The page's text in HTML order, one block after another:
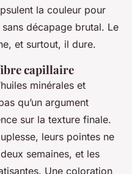
la couleur pour
décapage brutal. Le
et surtout, il dure.
capillaire
minérales et
qu’un argument
sur la texture finale.
leurs pointes ne
semaines, et les
Une coloration